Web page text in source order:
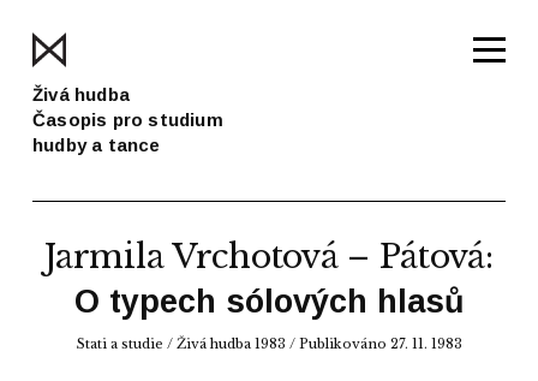
Živá hudba
Časopis pro studium
hudby a tance
Jarmila Vrchotová – Pátová:
O typech sólových hlasů
Stati a studie / Živá hudba 1983 / Publikováno 27. 11. 1983